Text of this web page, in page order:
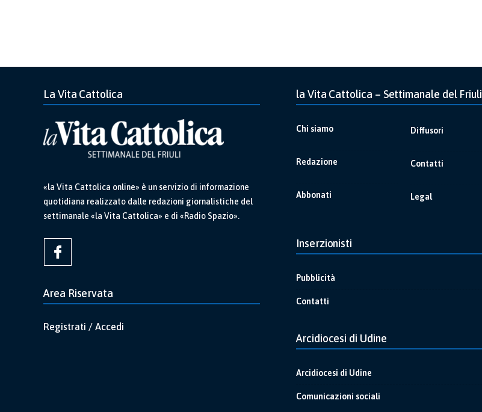
La Vita Cattolica
«la Vita Cattolica online» è un servizio di informazione
quotidiana realizzato dalle redazioni giornalistiche del
settimanale «la Vita Cattolica» e di «Radio Spazio».
Area Riservata
Registrati / Accedi
la Vita Cattolica – Settimanale del Friuli
Chi siamo
Redazione
Abbonati
Diffusori
Contatti
Legal
Inserzionisti
Pubblicità
Contatti
Arcidiocesi di Udine
Arcidiocesi di Udine
Comunicazioni sociali